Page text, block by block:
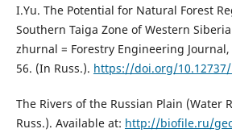
I.Yu. The Potential for Natural Forest
Southern Taiga Zone of Western
zhurnal = Forestry Engineering
56. (In Russ.). https://doi.org/10.12737/
The Rivers of the Russian Plain (Water
Russ.). Available at: http://biofile.ru/